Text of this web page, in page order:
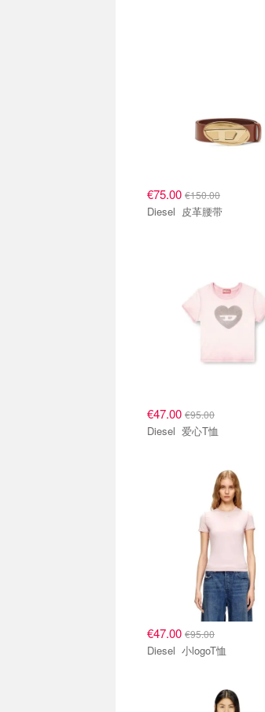
€75.00 €150.00
Diesel 皮革腰带
€47.00 €95.00
Diesel 爱心T恤
€47.00 €95.00
Diesel 小logoT恤